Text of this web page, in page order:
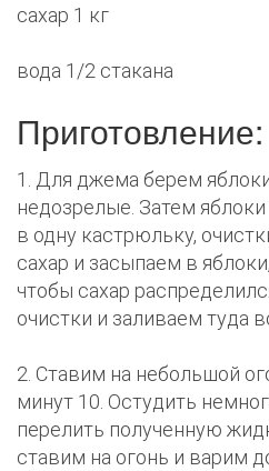
сахар 1 кг
вода 1/2 стакана
Приготовление:
1. Для джема берем
недозрелые. Затем
в одну кастрюльку,
сахар и засыпаем в
чтобы сахар
очистки и заливаем туда
2. Ставим на небольшой
минут 10. Остудить
перелить полученную
ставим на огонь и варим